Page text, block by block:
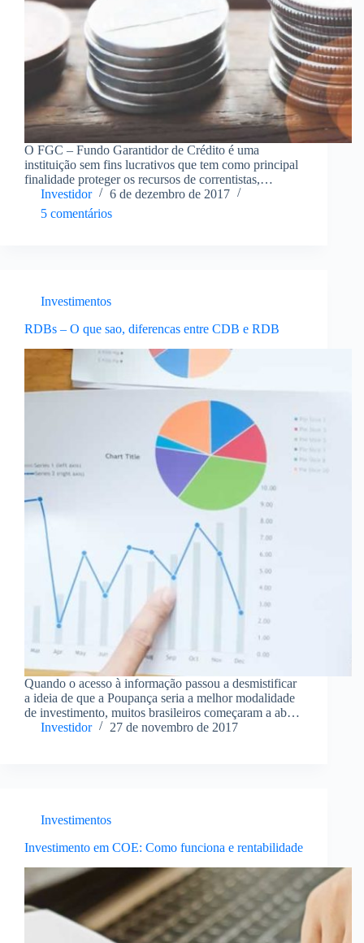
O FGC – Fundo Garantidor de Crédito é uma
instituição sem fins lucrativos que tem como principal
finalidade proteger os recursos de correntistas,
investidores e poupadores aplicados em instituições
financeiras filiadas a ele. Dentre estas instituições
Investidor
6 de dezembro de 2017
5 comentários
Investimentos
RDBs – O que sao, diferencas entre CDB e RDB
Quando o acesso à informação passou a desmistificar
a ideia de que a Poupança seria a melhor modalidade
de investimento, muitos brasileiros começaram a abrir
os olhos para outras oportunidades. Por outro lado, no
Investidor 27 de novembro de 2017
Investimentos
Investimento em COE: Como funciona e rentabilidade